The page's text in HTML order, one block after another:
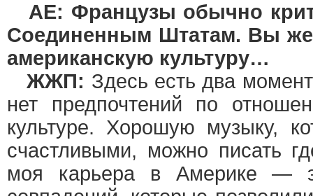
AE: Французы обычно
Соединенным Штатам. Вы
американскую культуру…
ЖЖП: Здесь есть два
нет предпочтений по
культуре. Хорошую музыку,
счастливыми, можно писать
моя карьера в Америке —